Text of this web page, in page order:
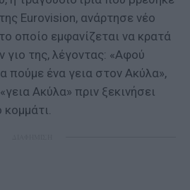
Eurovision, ανάρτησε νέο
οποίο εμφανίζεται να κρατά
γιο της, λέγοντας: «Αφού
πούμε ένα γεια στον Ακύλα»,
Ακύλα» πριν ξεκινήσει